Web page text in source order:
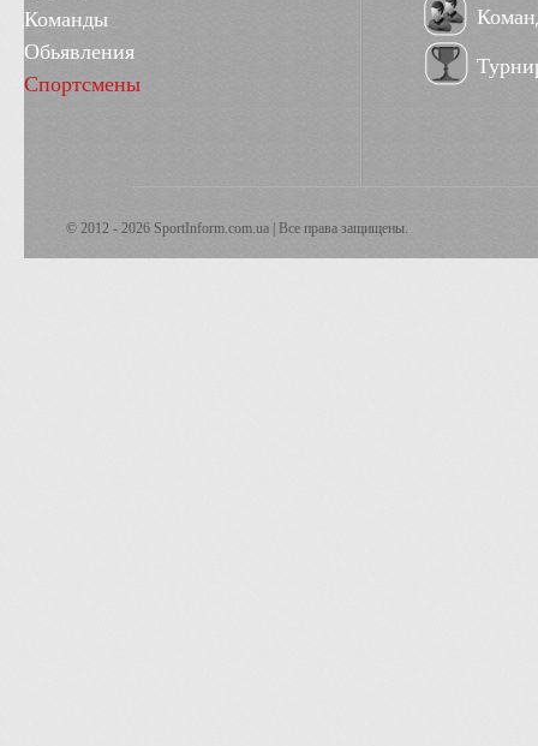
Команды
Обьявления
Спортсмены
© 2012 - 2026 SportInform.com.ua | Все права защищены.